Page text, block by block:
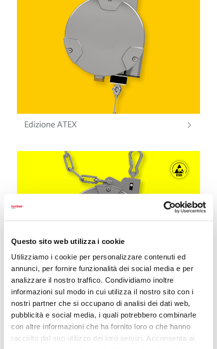
Questo sito web utilizza i cookie
Utilizziamo i cookie per personalizzare contenuti ed
annunci, per fornire funzionalità dei social media e per
analizzare il nostro traffico. Condividiamo inoltre
informazioni sul modo in cui utilizza il nostro sito con i
nostri partner che si occupano di analisi dei dati web,
pubblicità e social media, i quali potrebbero combinarle
con altre informazioni che ha fornito loro o che hanno
raccolto dal suo utilizzo dei loro servizi. Acconsenta ai
Edizione ATEX
Edizione ESD